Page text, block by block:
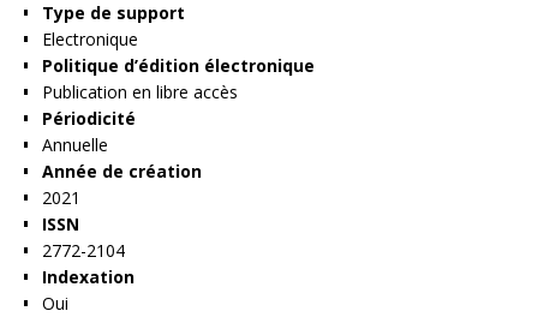
Type de support
Electronique
Politique d’édition électronique
Publication en libre accès
Périodicité
Annuelle
Année de création
2021
ISSN
2772-2104
Indexation
Oui